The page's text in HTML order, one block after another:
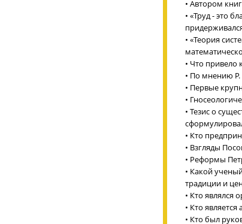
• Автором
• «Труд - это
• «Теория
• Что привело
• По мнению Р.
• Первые
•
• Тезис о
• Кто
• Взгляды
• Реформы
• Какой
традиции и
• Кто являлся
• Кто
• Кто был